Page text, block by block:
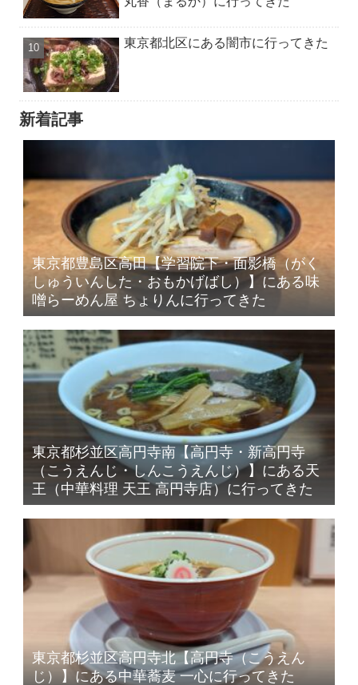
東京都北区にある闇市に行ってきた
新着記事
東京都豊島区高田【学習院下・面影橋（がく
しゅういんした・おもかげばし）】にある味
噌らーめん屋 ちょりんに行ってきた
東京都杉並区高円寺南【高円寺・新高円寺
（こうえんじ・しんこうえんじ）】にある天
王（中華料理 天王 高円寺店）に行ってきた
東京都杉並区高円寺北【高円寺（こうえん
じ）】にある中華蕎麦 一心に行ってきた